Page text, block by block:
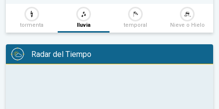
tormenta lluvia temporal Nieve o Hielo
Radar del Tiempo